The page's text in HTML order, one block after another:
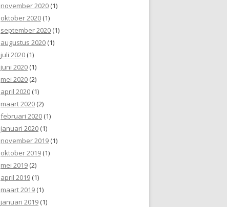
november 2020 (1)
oktober 2020 (1)
september 2020 (1)
augustus 2020 (1)
juli 2020 (1)
juni 2020 (1)
mei 2020 (2)
april 2020 (1)
maart 2020 (2)
februari 2020 (1)
januari 2020 (1)
november 2019 (1)
oktober 2019 (1)
mei 2019 (2)
april 2019 (1)
maart 2019 (1)
januari 2019 (1)